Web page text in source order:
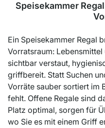
Speisekammer
Ein Speisekammer Regal
Vorratsraum:
sichtbar verstaut,
griffbereit. Statt Suchen
Vorräte sauber sortiert im
fehlt. Offene Regale sind
Platz optimal, sorgen für
wo Sie es mit einem Griff